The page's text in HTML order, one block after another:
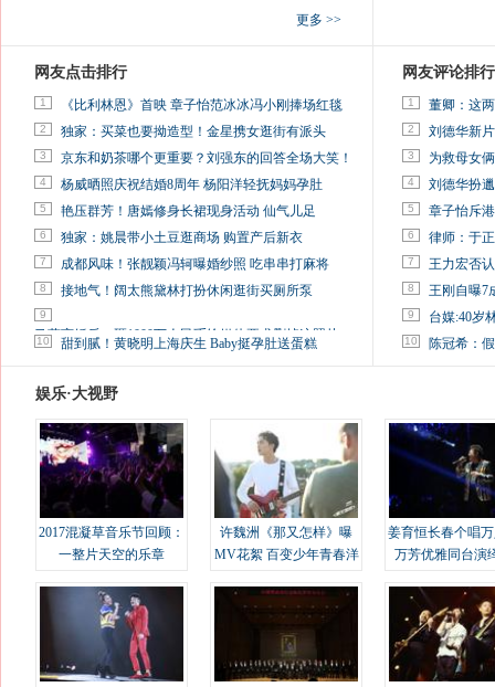
更多 >>
网友点击排行
1 《比利林恩》首映 章子怡范冰冰冯小刚捧场红毯
2 独家：买菜也要拗造型！金星携女逛街有派头
3 京东和奶茶哪个更重要？刘强东的回答全场大笑！
4 杨威晒照庆祝结婚8周年 杨阳洋轻抚妈妈孕肚
5 艳压群芳！唐嫣修身长裙现身活动 仙气儿足
6 独家：姚晨带小土豆逛商场 购置产后新衣
7 成都风味！张靓颖冯轲曝婚纱照 吃串串打麻将
8 接地气！阔太熊黛林打扮休闲逛街买厕所泵
9
马蓉离婚后，砸1000万人民币给媒体要求删掉这照片
10 甜到腻！黄晓明上海庆生 Baby挺孕肚送蛋糕
网友评论排行
1 董卿：这
2 刘德华新
3 为救母女
4 刘德华扮
5 章子怡斥
6 律师：于
7 王力宏否
8 王刚自曝7
9 台媒:40岁
10 陈冠希：
娱乐·大视野
2017混凝草音乐节回顾：
一整片天空的乐章
许魏洲《那又怎样》曝
MV花絮 百变少年青春洋
姜育恒长春个唱
万芳优雅同台演